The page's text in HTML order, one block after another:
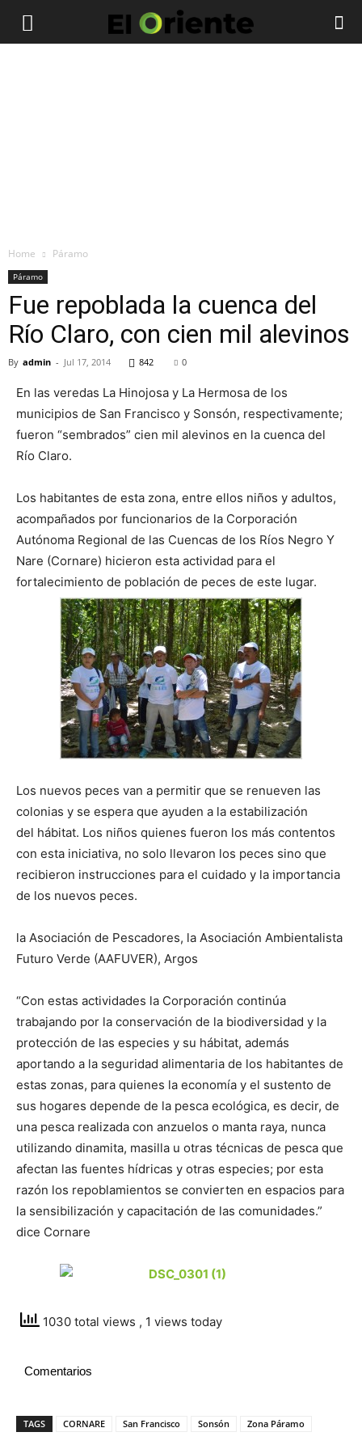
Home Páramo
Páramo
Fue repoblada la cuenca del
Río Claro, con cien mil alevinos
By admin - Jul 17, 2014 842 0
En las veredas La Hinojosa y La Hermosa de los
municipios de San Francisco y Sonsón, respectivamente;
fueron “sembrados” cien mil alevinos en la cuenca del
Río Claro.
Los habitantes de esta zona, entre ellos niños y adultos,
acompañados por funcionarios de la Corporación
Autónoma Regional de las Cuencas de los Ríos Negro Y
Nare (Cornare) hicieron esta actividad para el
fortalecimiento de población de peces de este lugar.
Los nuevos peces van a permitir que se renueven las
colonias y se espera que ayuden a la estabilización
del hábitat. Los niños quienes fueron los más contentos
con esta iniciativa, no solo llevaron los peces sino que
recibieron instrucciones para el cuidado y la importancia
de los nuevos peces.
la Asociación de Pescadores, la Asociación Ambientalista
Futuro Verde (AAFUVER), Argos
“Con estas actividades la Corporación continúa
trabajando por la conservación de la biodiversidad y la
protección de las especies y su hábitat, además
aportando a la seguridad alimentaria de los habitantes de
estas zonas, para quienes la economía y el sustento de
sus hogares depende de la pesca ecológica, es decir, de
una pesca realizada con anzuelos o manta raya, nunca
utilizando dinamita, masilla u otras técnicas de pesca que
afectan las fuentes hídricas y otras especies; por esta
razón los repoblamientos se convierten en espacios para
la sensibilización y capacitación de las comunidades.”
dice Cornare
1030 total views , 1 views today
Comentarios
TAGS CORNARE San Francisco Sonsón Zona Páramo